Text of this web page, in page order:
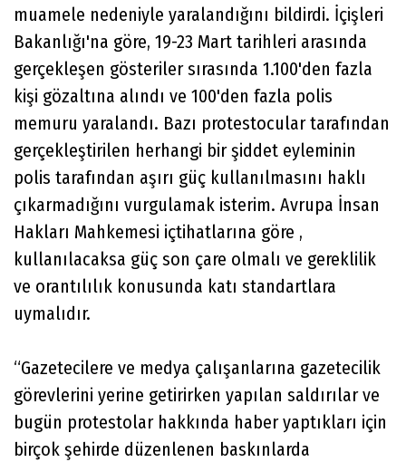
muamele nedeniyle yaralandığını bildirdi. İçişleri
Bakanlığı'na göre, 19-23 Mart tarihleri ​​arasında
gerçekleşen gösteriler sırasında 1.100'den fazla
kişi gözaltına alındı ​​ve 100'den fazla polis
memuru yaralandı. Bazı protestocular tarafından
gerçekleştirilen herhangi bir şiddet eyleminin
polis tarafından aşırı güç kullanılmasını haklı
çıkarmadığını vurgulamak isterim. Avrupa İnsan
Hakları Mahkemesi içtihatlarına göre ,
kullanılacaksa güç son çare olmalı ve gereklilik
ve orantılılık konusunda katı standartlara
uymalıdır.
“Gazetecilere ve medya çalışanlarına gazetecilik
görevlerini yerine getirirken yapılan saldırılar ve
bugün protestolar hakkında haber yaptıkları için
birçok şehirde düzenlenen baskınlarda